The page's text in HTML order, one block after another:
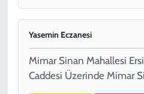
Yasemin Eczanesi
Mimar Sinan Mahallesi
Caddesi Üzerinde Mimar